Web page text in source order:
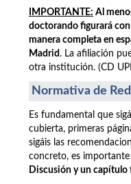
IMPORTANTE: Al
doctorando figurará
manera completa en
Madrid . La afiliación
otra institución. (CD
Normativa de
Es fundamental que
cubierta, primeras
sigáis las
concreto, es importante
Discusión y un capítulo